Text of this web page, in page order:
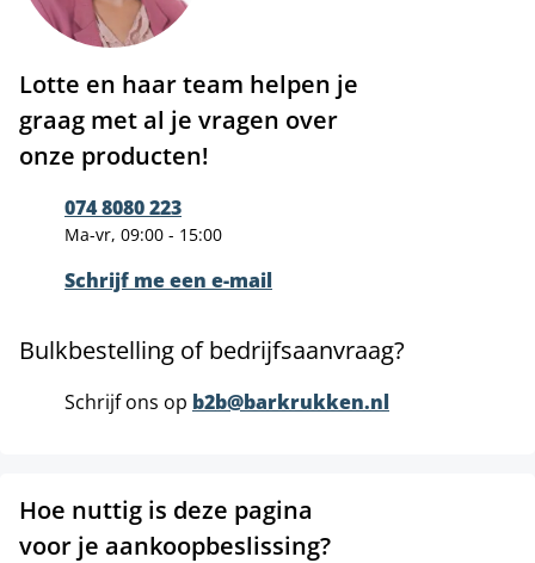
Lotte en haar team helpen je
graag met al je vragen over
onze producten!
074 8080 223
Ma-vr, 09:00 - 15:00
Schrijf me een e-mail
Bulkbestelling of bedrijfsaanvraag?
Schrijf ons op b2b@barkrukken.nl
Hoe nuttig is deze pagina
voor je aankoopbeslissing?